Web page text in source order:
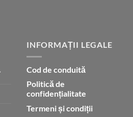
INFORMAȚII LEGALE
Cod de conduită
Politică de
confidențialitate
Termeni și condiții